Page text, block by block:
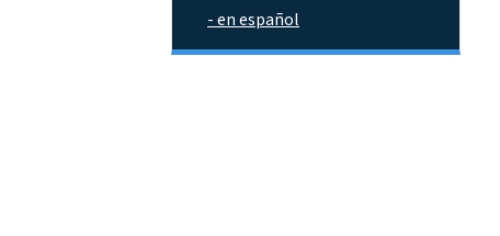
- en español